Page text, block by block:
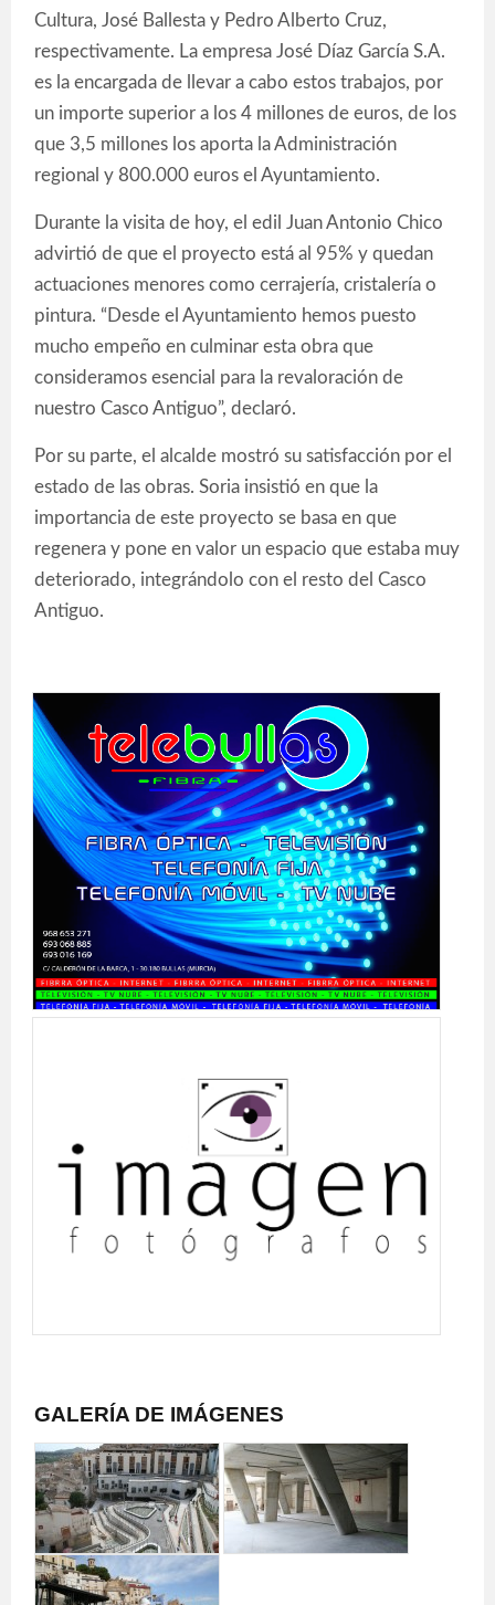
Cultura, José Ballesta y Pedro Alberto Cruz,
respectivamente. La empresa José Díaz García S.A.
es la encargada de llevar a cabo estos trabajos, por
un importe superior a los 4 millones de euros, de los
que 3,5 millones los aporta la Administración
regional y 800.000 euros el Ayuntamiento.
Durante la visita de hoy, el edil Juan Antonio Chico
advirtió de que el proyecto está al 95% y quedan
actuaciones menores como cerrajería, cristalería o
pintura. “Desde el Ayuntamiento hemos puesto
mucho empeño en culminar esta obra que
consideramos esencial para la revaloración de
nuestro Casco Antiguo”, declaró.
Por su parte, el alcalde mostró su satisfacción por el
estado de las obras. Soria insistió en que la
importancia de este proyecto se basa en que
regenera y pone en valor un espacio que estaba muy
deteriorado, integrándolo con el resto del Casco
Antiguo.
GALERÍA DE IMÁGENES